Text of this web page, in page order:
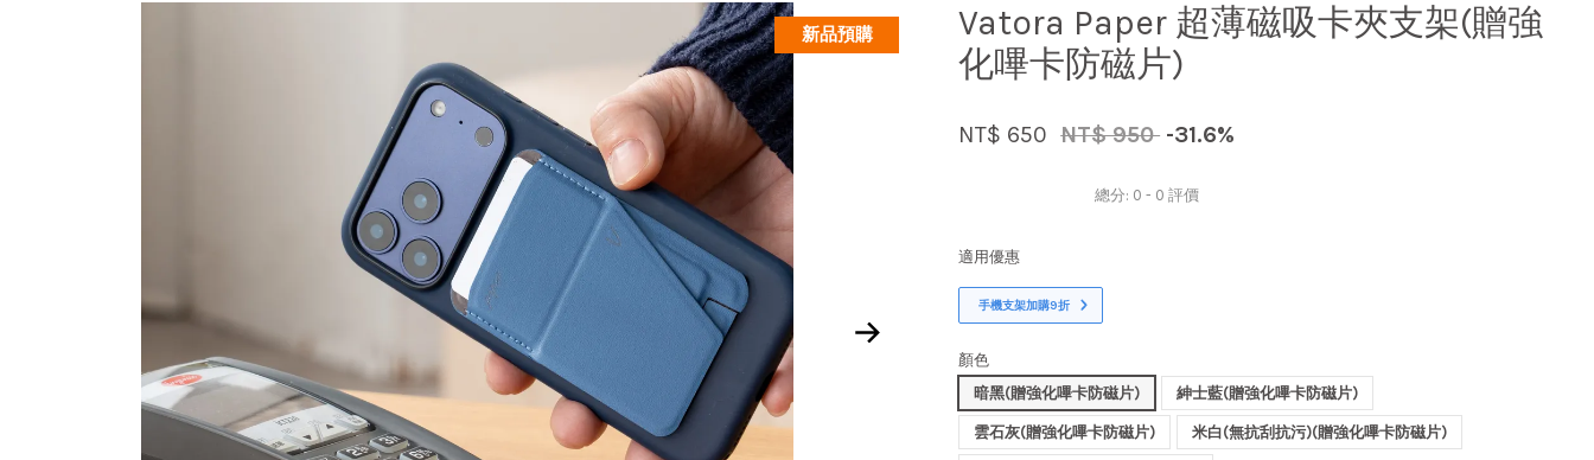
新品預購
Vatora Paper 超薄磁吸卡夾支架(贈強
化嗶卡防磁片)
NT$ 650 NT$ 950 -31.6%
總分: 0 - 0 評價
適用優惠
手機支架加購9折
顏色
暗黑(贈強化嗶卡防磁片)
紳士藍(贈強化嗶卡防磁片)
雲石灰(贈強化嗶卡防磁片) 米白(無抗刮抗污)(贈強化嗶卡防磁片)